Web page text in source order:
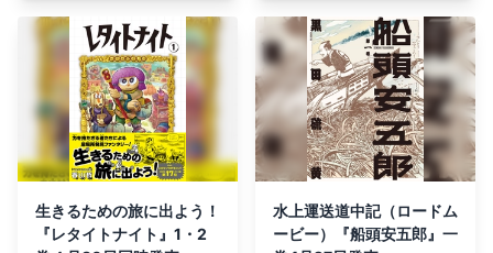
生きるための旅に出よう！
『レタイトナイト』1・2
水上運送道中記（ロードム
ービー）『船頭安五郎』一